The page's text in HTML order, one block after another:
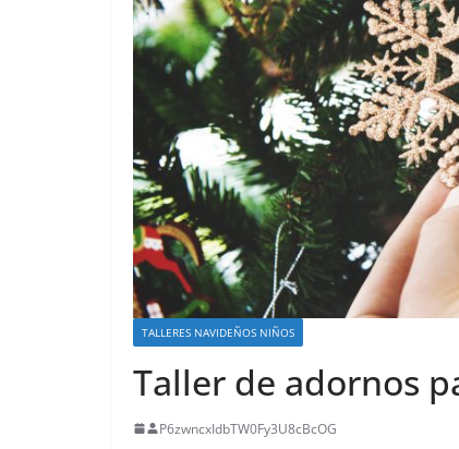
TALLERES NAVIDEÑOS NIÑOS
Taller de adornos
P6zwncxIdbTW0Fy3U8cBcOG